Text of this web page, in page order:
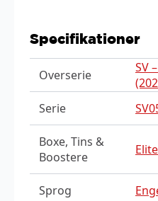
Specifikationer
Overserie
SV
Serie
Boxe, Tins &
Boostere
Sprog